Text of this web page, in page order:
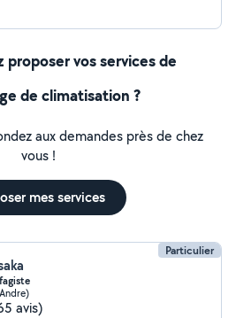
proposer vos services de
de climatisation ?
aux demandes près de chez
vous !
mes services
Particulier
avis)